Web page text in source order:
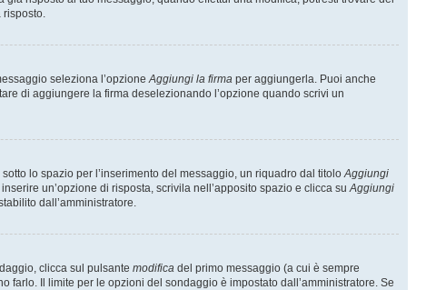
risposto.
seleziona l’opzioneAggiungi la firma per aggiungerla. Puoi anche
di aggiungere la firma deselezionando l’opzione quando scrivi un
lo spazio per l’inserimento del messaggio, un riquadro dal titoloAggiungi
un’opzione di risposta, scrivila nell’apposito spazio e clicca suAggiungi
dall’amministratore.
clicca sul pulsante modifica del primo messaggio (a cui è sempre
Il limite per le opzioni del sondaggio è impostato dall’amministratore. Se